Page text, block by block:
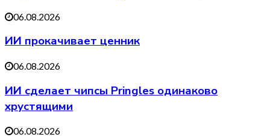
06.08.2026
ИИ прокачивает ценник
06.08.2026
ИИ сделает чипсы Pringles одинаково
хрустящими
06.08.2026